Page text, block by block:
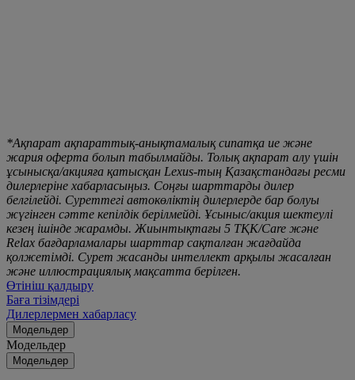
*Ақпарат ақпараттық-анықтамалық сипатқа ие және
жария оферта болып табылмайды. Толық ақпарат алу үшін
ұсынысқа/акцияға қатысқан Lexus-тың Қазақстандағы ресми
дилерлеріне хабарласыңыз. Соңғы шарттарды дилер
белгілейді. Суреттегі автокөліктің дилерлерде бар болуы
жүгінген сәтте кепілдік берілмейді. Ұсыныс/акция шектеулі
кезең ішінде жарамды. Жиынтықтағы 5 ТҚК/Care және
Relax бағдарламалары шарттар сақталған жағдайда
қолжетімді. Сурет жасанды интеллект арқылы жасалған
және иллюстрациялық мақсатта берілген.
Өтініш қалдыру
Баға тізімдері
Дилерлермен хабарласу
Модельдер
Модельдер
Модельдер